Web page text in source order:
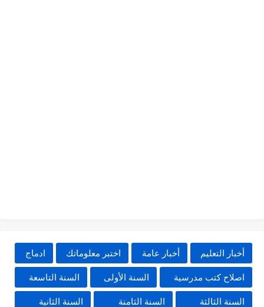
أخبار التعليم أخبار عامة اختبر معلوماتك ادماج
اصلاح كتب مدرسية السنة الأولى السنة التاسعة
السنة الثالثة السنة الثامنة السنة الثانية